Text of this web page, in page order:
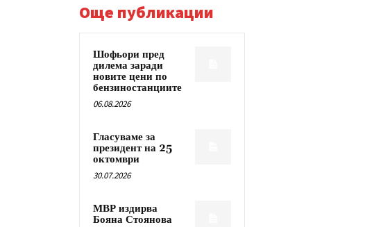
Още публикации
Шофьори пред
дилема заради
новите цени по
бензиностанциите
06.08.2026
Гласуваме за
президент на 25
октомври
30.07.2026
МВР издирва
Бояна Стоянова